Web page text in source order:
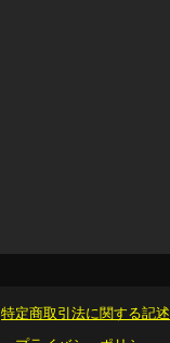
特定商取引法に関する記述